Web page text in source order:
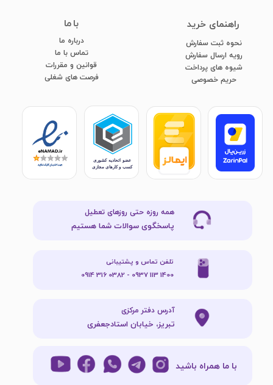
با ما
درباره ما
تماس با ما
قوانین و مقررات
فرصت های شغلی
​راهنمای خرید
نحوه ثبت سفارش
رویه ارسال سفارش
شیوه های پرداخت
​​​​​​​حریم خصوصی
با ما همراه باشید
همه روزه حتی روزهای تعطیل
پاسخگوی سوالات شما هستیم
آدرس دفتر مرکزی
تبریز، خیابان استادجعفری
تلفن تماس و پشتیبانی
1400 113 0937 - 0382 316 0914